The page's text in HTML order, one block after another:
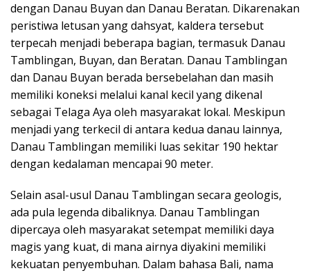
dengan Danau Buyan dan Danau Beratan. Dikarenakan
peristiwa letusan yang dahsyat, kaldera tersebut
terpecah menjadi beberapa bagian, termasuk Danau
Tamblingan, Buyan, dan Beratan. Danau Tamblingan
dan Danau Buyan berada bersebelahan dan masih
memiliki koneksi melalui kanal kecil yang dikenal
sebagai Telaga Aya oleh masyarakat lokal. Meskipun
menjadi yang terkecil di antara kedua danau lainnya,
Danau Tamblingan memiliki luas sekitar 190 hektar
dengan kedalaman mencapai 90 meter.
Selain asal-usul Danau Tamblingan secara geologis,
ada pula legenda dibaliknya. Danau Tamblingan
dipercaya oleh masyarakat setempat memiliki daya
magis yang kuat, di mana airnya diyakini memiliki
kekuatan penyembuhan. Dalam bahasa Bali, nama